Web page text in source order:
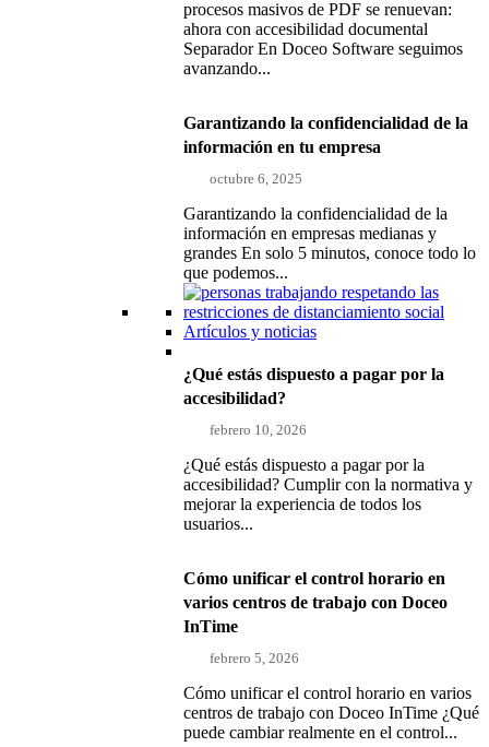
procesos masivos de PDF se renuevan:
ahora con accesibilidad documental
Separador En Doceo Software seguimos
avanzando...
Garantizando la confidencialidad de la
información en tu empresa
octubre 6, 2025
Garantizando la confidencialidad de la
información en empresas medianas y
grandes En solo 5 minutos, conoce todo lo
que podemos...
Artículos y noticias
¿Qué estás dispuesto a pagar por la
accesibilidad?
febrero 10, 2026
¿Qué estás dispuesto a pagar por la
accesibilidad? Cumplir con la normativa y
mejorar la experiencia de todos los
usuarios...
Cómo unificar el control horario en
varios centros de trabajo con Doceo
InTime
febrero 5, 2026
Cómo unificar el control horario en varios
centros de trabajo con Doceo InTime ¿Qué
puede cambiar realmente en el control...